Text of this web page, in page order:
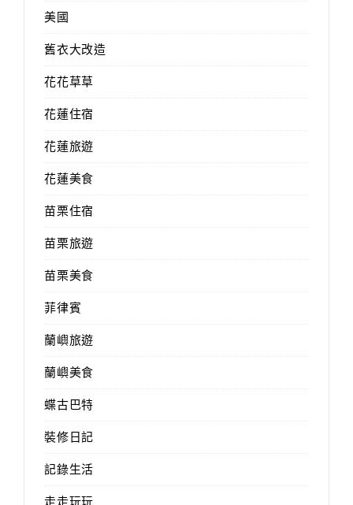
美國
舊衣大改造
花花草草
花蓮住宿
花蓮旅遊
花蓮美食
苗栗住宿
苗栗旅遊
苗栗美食
菲律賓
蘭嶼旅遊
蘭嶼美食
蝶古巴特
裝修日記
記錄生活
走走玩玩